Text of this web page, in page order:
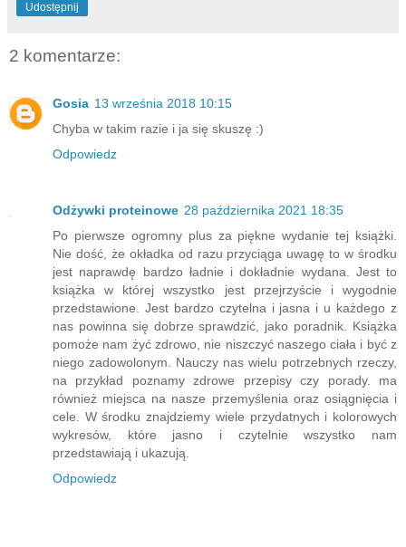
Udostępnij
2 komentarze:
Gosia 13 września 2018 10:15
Chyba w takim razie i ja się skuszę :)
Odpowiedz
Odżywki proteinowe 28 października 2021 18:35
Po pierwsze ogromny plus za piękne wydanie tej książki.
Nie dość, że okładka od razu przyciąga uwagę to w środku
jest naprawdę bardzo ładnie i dokładnie wydana. Jest to
książka w której wszystko jest przejrzyście i wygodnie
przedstawione. Jest bardzo czytelna i jasna i u każdego z
nas powinna się dobrze sprawdzić, jako poradnik. Książka
pomoże nam żyć zdrowo, nie niszczyć naszego ciała i być z
niego zadowolonym. Nauczy nas wielu potrzebnych rzeczy,
na przykład poznamy zdrowe przepisy czy porady. ma
również miejsca na nasze przemyślenia oraz osiągnięcia i
cele. W środku znajdziemy wiele przydatnych i kolorowych
wykresów, które jasno i czytelnie wszystko nam
przedstawiają i ukazują.
Odpowiedz